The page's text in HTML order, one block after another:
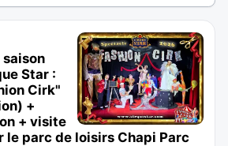
Star :
Cirk"
+
+ visite
le parc de loisirs Chapi Parc